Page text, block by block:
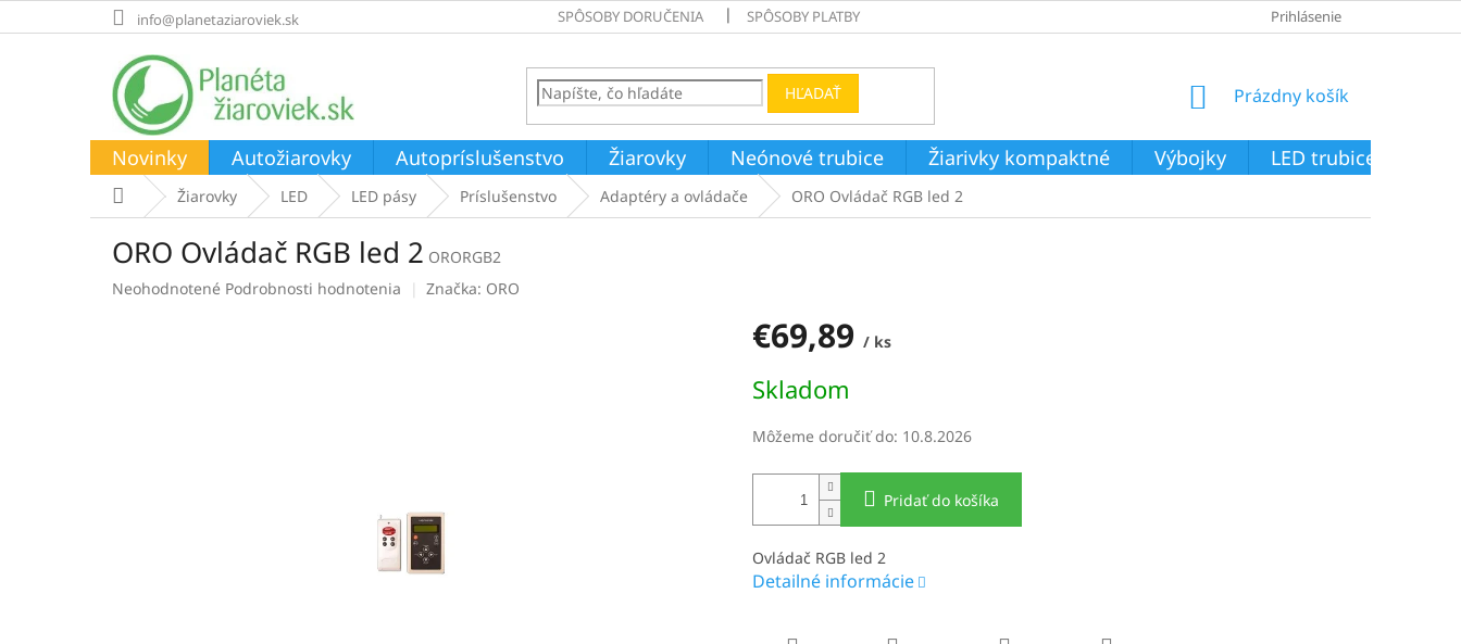
na
info@planetaziaroviek.sk SPÔSOBY DORUČENIA SPÔSOBY PLATBY Prihlásenie
HĽADAŤ
NÁKUPNÝ
Prázdny košík
Novinky Autožiarovky Autopríslušenstvo Žiarovky Neónové trubice Žiarivky kompaktné Výbojky LED trubice
DomovŽiarovky LED LED pásy Príslušenstvo Adaptéry a ovládače ORO Ovládač RGB led 2
ORO Ovládač RGB led 2 ORORGB2
Priemerné
Neohodnotené Podrobnosti hodnotenia Značka: ORO
€69,89 / ks
cena:
Skladom
Môžeme doručiť do: 10.8.2026
Pridať do košíka
Ovládač RGB led 2
Detailné informácie